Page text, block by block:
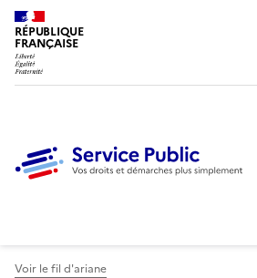
RÉPUBLIQUE
FRANÇAISE
Voir le fil d'ariane